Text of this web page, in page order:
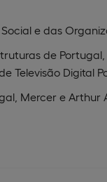
e das
de Portugal,
Televisão Digital
Mercer e